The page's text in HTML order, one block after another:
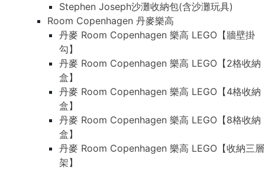
Stephen Joseph沙灘收納包(含沙灘玩具)
Room Copenhagen 丹麥樂高
丹麥 Room Copenhagen 樂高 LEGO【牆壁掛
勾】
丹麥 Room Copenhagen 樂高 LEGO【2格收納
盒】
丹麥 Room Copenhagen 樂高 LEGO【4格收納
盒】
丹麥 Room Copenhagen 樂高 LEGO【8格收納
盒】
丹麥 Room Copenhagen 樂高 LEGO【收納三層
架】